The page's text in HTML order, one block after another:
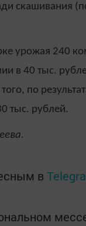
скашивания
урожая 240
в 40 тыс.
по
тыс. рублей.
в